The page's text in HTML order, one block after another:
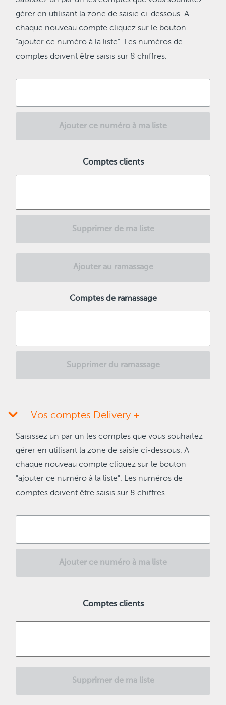
gérer en utilisant la zone de saisie ci-dessous. A
chaque nouveau compte cliquez sur le bouton
"ajouter ce numéro à la liste". Les numéros de
comptes doivent être saisis sur 8 chiffres.
Ajouter ce numéro à ma liste
Comptes clients
Supprimer de ma liste
Ajouter au ramassage
Comptes de ramassage
Supprimer du ramassage
Vos comptes Delivery +
Saisissez un par un les comptes que vous souhaitez
gérer en utilisant la zone de saisie ci-dessous. A
chaque nouveau compte cliquez sur le bouton
"ajouter ce numéro à la liste". Les numéros de
comptes doivent être saisis sur 8 chiffres.
Ajouter ce numéro à ma liste
Comptes clients
Supprimer de ma liste